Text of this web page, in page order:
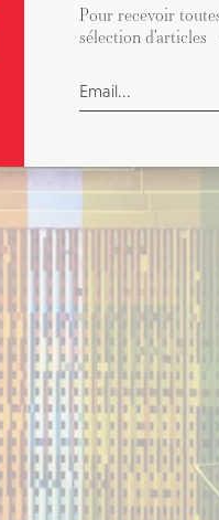
Pour recevoir
sélection